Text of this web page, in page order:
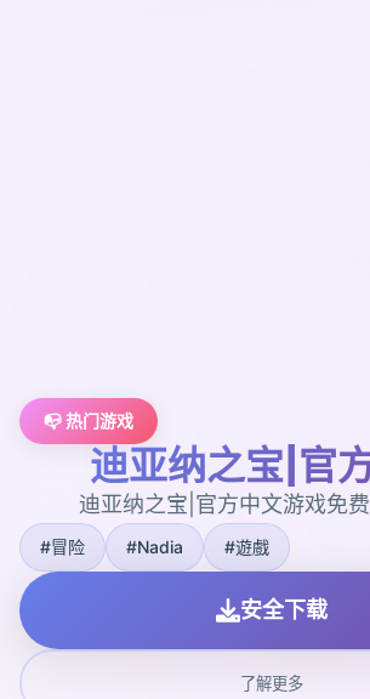
📭 热门游戏
迪亚纳之宝|官
迪亚纳之宝|官方中文游戏免
#冒险 #Nadia #遊戲
安全下载
了解更多